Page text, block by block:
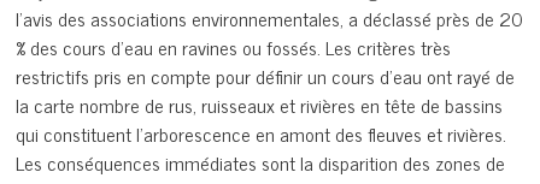
l’avis des associations environnementales, a déclassé près de 20
% des cours d’eau en ravines ou fossés. Les critères très
restrictifs pris en compte pour définir un cours d’eau ont rayé de
la carte nombre de rus, ruisseaux et rivières en tête de bassins
qui constituent l’arborescence en amont des fleuves et rivières.
Les conséquences immédiates sont la disparition des zones de